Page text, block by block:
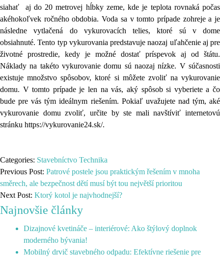
siahať aj do 20 metrovej hĺbky zeme, kde je teplota rovnaká počas
akéhokoľvek ročného obdobia. Voda sa v tomto prípade zohreje a je
následne vytlačená do vykurovacích telies, ktoré sú v dome
obsiahnuté. Tento typ vykurovania predstavuje naozaj uľahčenie aj pre
životné prostredie, kedy je možné dostať príspevok aj od štátu.
Náklady na takéto vykurovanie domu sú naozaj nízke. V súčasnosti
existuje množstvo spôsobov, ktoré si môžete zvoliť na vykurovanie
domu. V tomto prípade je len na vás, aký spôsob si vyberiete a čo
bude pre vás tým ideálnym riešením. Pokiaľ uvažujete nad tým, aké
vykurovanie domu zvoliť, určite by ste mali navštíviť internetovú
stránku https://vykurovanie24.sk/.
Categories: Stavebníctvo Technika
Previous Post: Patrové postele jsou praktickým řešením v mnoha
směrech, ale bezpečnost dětí musí být tou největší prioritou
Next Post: Ktorý kotol je najvhodnejší?
Najnovšie články
Dizajnové kvetináče – interiérové: Ako štýlový doplnok
moderného bývania!
Mobilný drvič stavebného odpadu: Efektívne riešenie pre